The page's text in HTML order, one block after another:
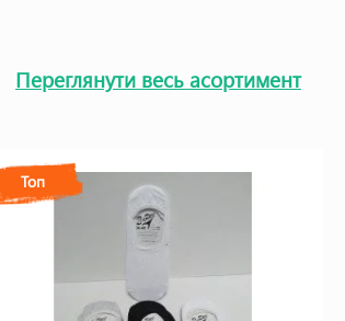
Переглянути весь асортимент
Топ